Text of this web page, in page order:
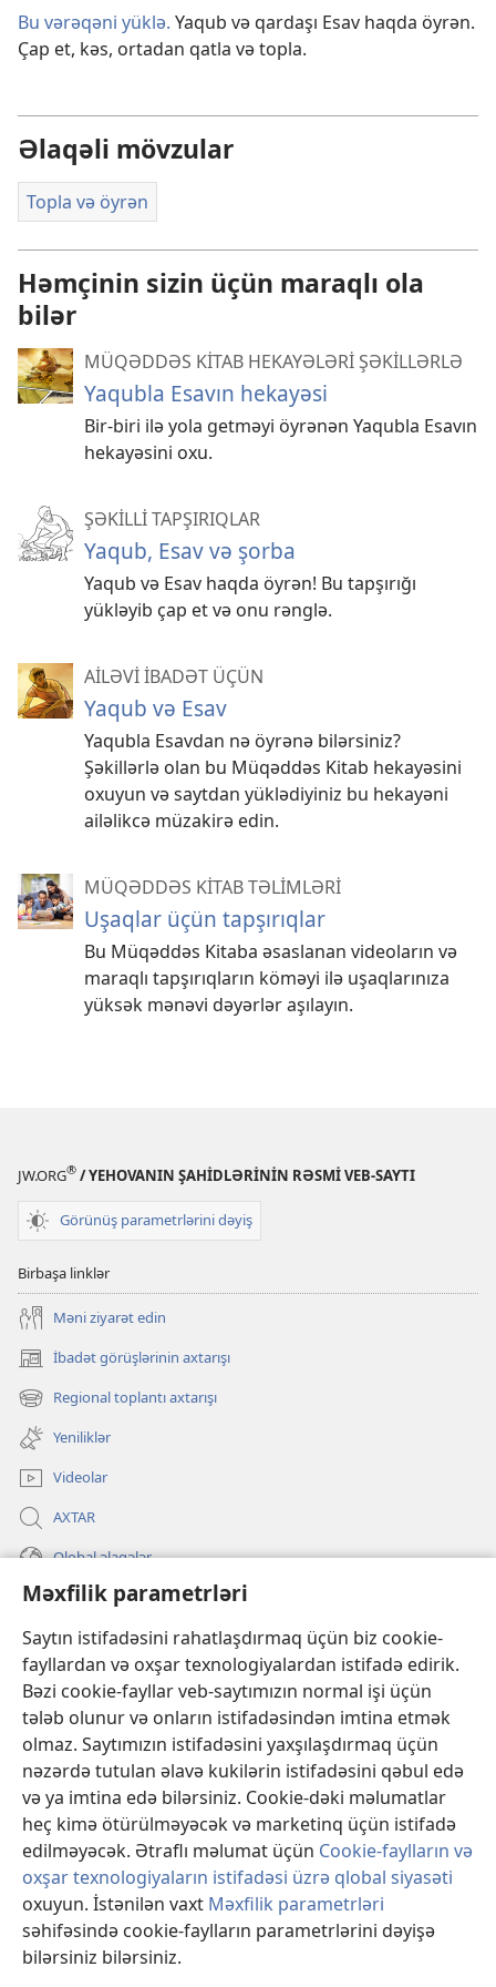
Məxfilik parametrləri
Saytın istifadəsini rahatlaşdırmaq üçün biz cookie-
fayllardan və oxşar texnologiyalardan istifadə edirik.
Bəzi cookie-fayllar veb-saytımızın normal işi üçün
tələb olunur və onların istifadəsindən imtina etmək
olmaz. Saytımızın istifadəsini yaxşılaşdırmaq üçün
nəzərdə tutulan əlavə kukilərin istifadəsini qəbul edə
və ya imtina edə bilərsiniz. Cookie-dəki məlumatlar
heç kimə ötürülməyəcək və marketinq üçün istifadə
edilməyəcək. Ətraflı məlumat üçün Cookie-faylların və
oxşar texnologiyaların istifadəsi üzrə qlobal siyasəti
oxuyun. İstənilən vaxt Məxfilik parametrləri
səhifəsində cookie-faylların parametrlərini dəyişə
bilərsiniz bilərsiniz.
Bu vərəqəni yüklə. Yaqub və qardaşı Esav haqda öyrən.
Çap et, kəs, ortadan qatla və topla.
Əlaqəli mövzular
Topla və öyrən
Həmçinin sizin üçün maraqlı ola
bilər
MÜQƏDDƏS KİTAB HEKAYƏLƏRİ ŞƏKİLLƏRLƏ
Yaqubla Esavın hekayəsi
Bir-biri ilə yola getməyi öyrənən Yaqubla Esavın
hekayəsini oxu.
ŞƏKİLLİ TAPŞIRIQLAR
Yaqub, Esav və şorba
Yaqub və Esav haqda öyrən! Bu tapşırığı
yükləyib çap et və onu rənglə.
AİLƏVİ İBADƏT ÜÇÜN
Yaqub və Esav
Yaqubla Esavdan nə öyrənə bilərsiniz?
Şəkillərlə olan bu Müqəddəs Kitab hekayəsini
oxuyun və saytdan yüklədiyiniz bu hekayəni
ailəlikcə müzakirə edin.
MÜQƏDDƏS KİTAB TƏLİMLƏRİ
Uşaqlar üçün tapşırıqlar
Bu Müqəddəs Kitaba əsaslanan videoların və
maraqlı tapşırıqların köməyi ilə uşaqlarınıza
yüksək mənəvi dəyərlər aşılayın.
JW.ORG® / YEHOVANIN ŞAHİDLƏRİNİN RƏSMİ VEB-SAYTI
Görünüş parametrlərini dəyiş
Birbaşa linklər
Məni ziyarət edin
İbadət görüşlərinin axtarışı
(yeni
pəncərə
açılır)
Regional toplantı axtarışı
(yeni
pəncərə
açılır)
Yeniliklər
Videolar
AXTAR
Qlobal əlaqələr
KÖMƏK
(yeni
pəncərə
Gözətçi qülləsinin ONLAYN KİTABXANASI™
(yeni
pəncərə
açılır) JW Hub
(yeni
pəncərə
açılır)
«JW Library»®
Copyright© 2026 Watch Tower Bible and Tract Society of Pennsylvania.
İSTİFADƏ ŞƏRTLƏRİ